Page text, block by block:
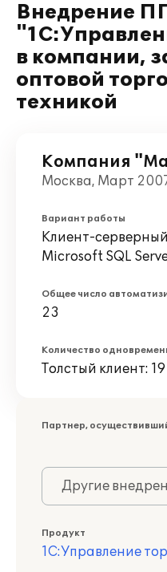
Внедрение
в компании,
оптовой
техникой
Компания
Москва, Март
Вариант работы
Клиент-
Microsoft SQL
Общее число
23
Количество
Толстый клиент: 19
Партнер,
Другие
Продукт
1С:Управление